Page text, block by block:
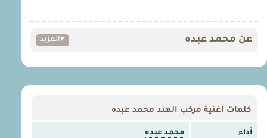
عن محمد عبده ▾المزيد
كلمات اغنية مركب الهند محمد عبده
أداء محمد عبده